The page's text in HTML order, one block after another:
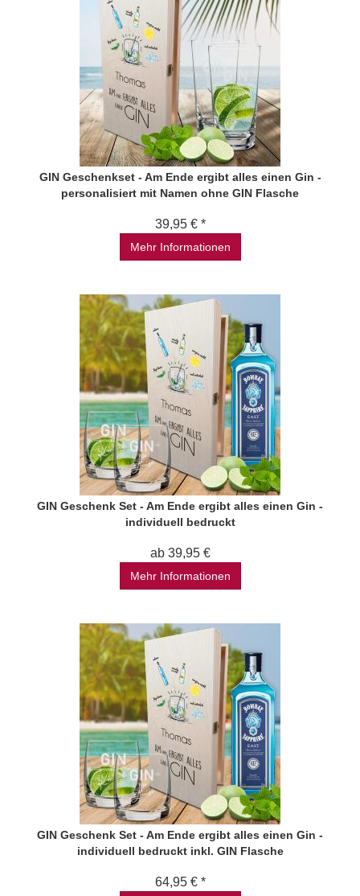
GIN Geschenkset - Am Ende ergibt alles einen Gin -
personalisiert mit Namen ohne GIN Flasche
39,95 € *
Mehr Informationen
GIN Geschenk Set - Am Ende ergibt alles einen Gin -
individuell bedruckt
ab 39,95 €
Mehr Informationen
GIN Geschenk Set - Am Ende ergibt alles einen Gin -
individuell bedruckt inkl. GIN Flasche
64,95 € *